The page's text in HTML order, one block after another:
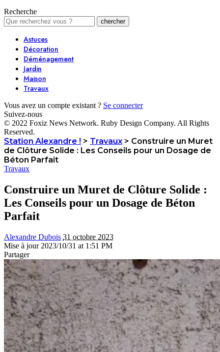
Recherche
Astuces
Décoration
Déménagement
Jardin
Maison
Travaux
Vous avez un compte existant ? Se connecter
Suivez-nous
© 2022 Foxiz News Network. Ruby Design Company. All Rights
Reserved.
Station Alexandre ! > Travaux > Construire un Muret
de Clôture Solide : Les Conseils pour un Dosage de
Béton Parfait
Travaux
Construire un Muret de Clôture Solide :
Les Conseils pour un Dosage de Béton
Parfait
Alexandre Dubois 31 octobre 2023
Mise à jour 2023/10/31 at 1:51 PM
Partager